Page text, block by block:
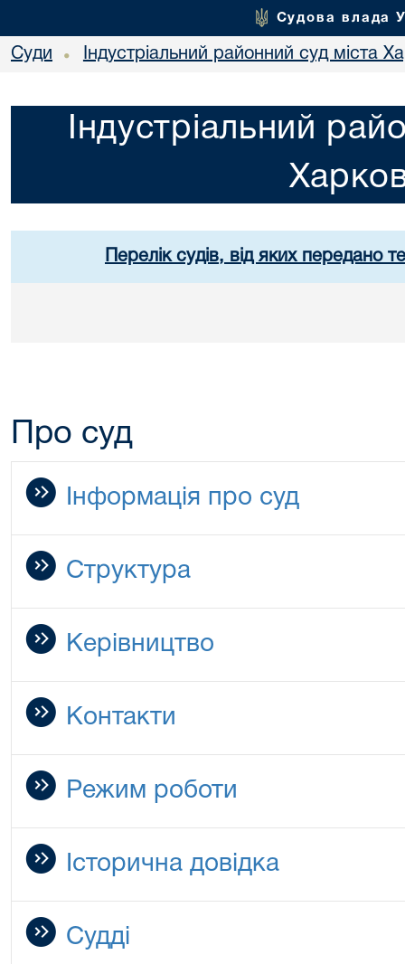
Судова влада
Суди • Індустріальний районний суд міста
Індустріальний
Перелік судів, від яких передано
Про суд
Інформація про суд
Структура
Керівництво
Контакти
Режим роботи
Історична довідка
Судді